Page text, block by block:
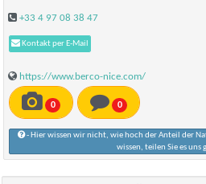
+33 4 97 08 38 47
Kontakt per E-Mail
https://www.berco-nice.com/
0 0
- Hier wissen wir nicht, wie hoch der Anteil der Naturweine im Sortiment ist. Wenn Sie es
wissen, teilen Sie es uns